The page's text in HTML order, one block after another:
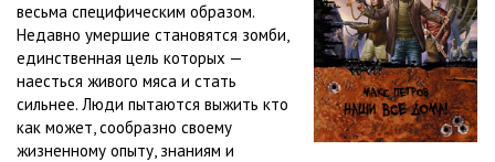
весьма специфическим образом.
Недавно умершие становятся зомби,
единственная цель которых —
наесться живого мяса и стать
сильнее. Люди пытаются выжить кто
как может, сообразно своему
жизненному опыту, знаниям и